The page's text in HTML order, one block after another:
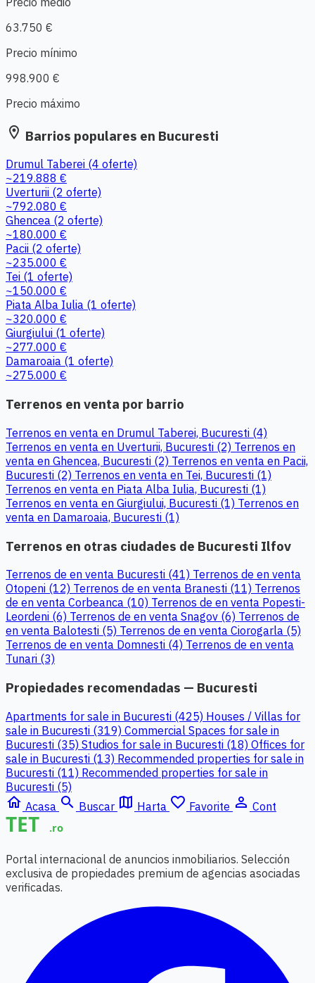
63.750 €
Precio mínimo
998.900 €
Precio máximo
location_on Barrios populares en Bucuresti
Drumul Taberei (4 oferte)
~219.888 €
Uverturii (2 oferte)
~792.080 €
Ghencea (2 oferte)
~180.000 €
Pacii (2 oferte)
~235.000 €
Tei (1 oferte)
~150.000 €
Piata Alba Iulia (1 oferte)
~320.000 €
Giurgiului (1 oferte)
~277.000 €
Damaroaia (1 oferte)
~275.000 €
Terrenos en venta por barrio
Terrenos en venta en Drumul Taberei, Bucuresti (4)
Terrenos en venta en Uverturii, Bucuresti (2) Terrenos en
venta en Ghencea, Bucuresti (2) Terrenos en venta en Pacii,
Bucuresti (2) Terrenos en venta en Tei, Bucuresti (1)
Terrenos en venta en Piata Alba Iulia, Bucuresti (1)
Terrenos en venta en Giurgiului, Bucuresti (1) Terrenos en
venta en Damaroaia, Bucuresti (1)
Terrenos en otras ciudades de Bucuresti Ilfov
Terrenos de en venta Bucuresti (41) Terrenos de en venta
Otopeni (12) Terrenos de en venta Branesti (11) Terrenos
de en venta Corbeanca (10) Terrenos de en venta Popesti-
Leordeni (6) Terrenos de en venta Snagov (6) Terrenos de
en venta Balotesti (5) Terrenos de en venta Ciorogarla (5)
Terrenos de en venta Domnesti (4) Terrenos de en venta
Tunari (3)
Propiedades recomendadas — Bucuresti
Apartments for sale in Bucuresti (425) Houses / Villas for
sale in Bucuresti (319) Commercial Spaces for sale in
Bucuresti (35) Studios for sale in Bucuresti (18) Offices for
sale in Bucuresti (13) Recommended properties for sale in
Bucuresti (11) Recommended properties for sale in
Bucuresti (5)
home Acasa search Buscar map Harta favorite_border Favorite person_outline Cont
Portal internacional de anuncios inmobiliarios. Selección
exclusiva de propiedades premium de agencias asociadas
verificadas.